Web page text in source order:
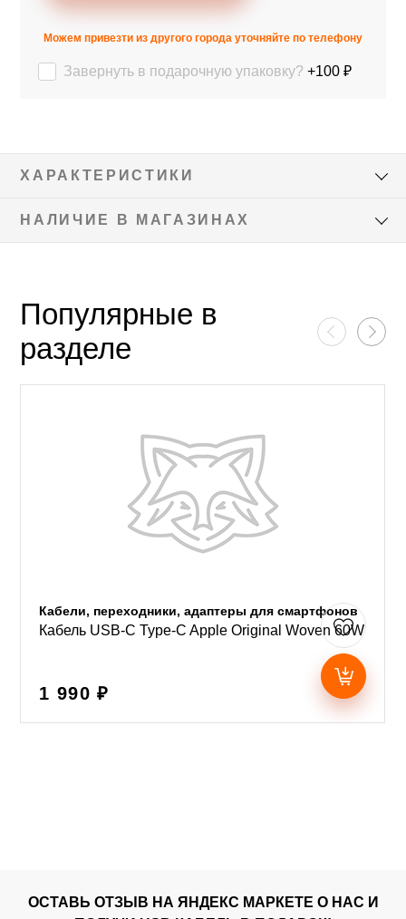
Можем привезти из другого города уточняйте по телефону
Завернуть в подарочную упаковку? +100 ₽
ХАРАКТЕРИСТИКИ
НАЛИЧИЕ В МАГАЗИНАХ
Популярные в
разделе
Кабели, переходники, адаптеры для смартфонов
Кабель USB-C Type-C Apple Original Woven 60W
1 990 ₽
ОСТАВЬ ОТЗЫВ НА ЯНДЕКС МАРКЕТЕ О НАС И